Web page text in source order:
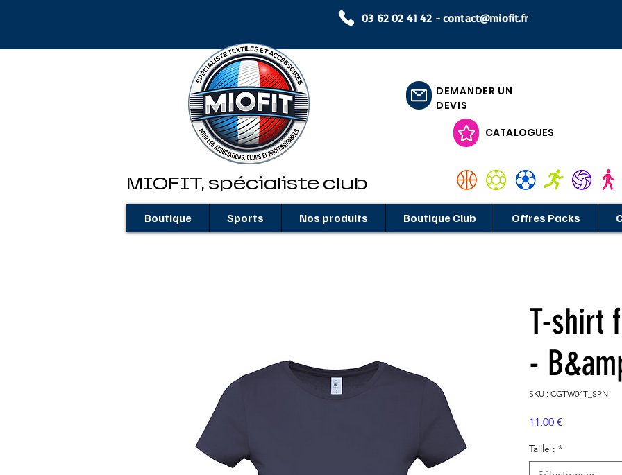
03 62 02 41 42 - contact@miofit.fr
MIOFIT, spécialiste club
DEMANDER UN
DEVIS
CATALOGUES
Boutique Sports Nos produits Boutique Club Offres Packs
T-shirt
-
SKU : CGTW04T_SPN
11,00 €
Taille : *